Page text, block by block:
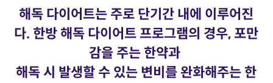
해독 다이어트는 주로 단기간 내에 이루어진
다. 한방 해독 다이어트 프로그램의 경우, 포만
감을 주는 한약과
해독 시 발생할 수 있는 변비를 완화해주는 한